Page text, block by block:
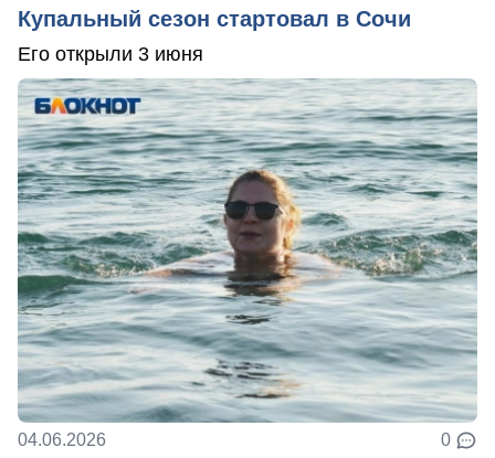
Купальный сезон стартовал в Сочи
Его открыли 3 июня
04.06.2026 0